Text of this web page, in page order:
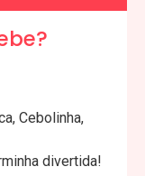
Cebolinha,
divertida!